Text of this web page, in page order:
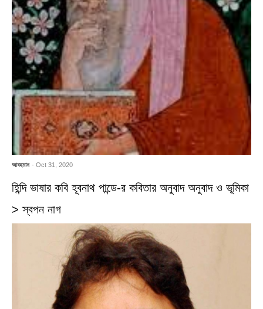
আবহমান - Oct 31, 2020
হিন্দি ভাষার কবি হূবনাথ পান্ডে-র কবিতার অনুবাদ অনুবাদ ও ভূমিকা
> স্বপন নাগ